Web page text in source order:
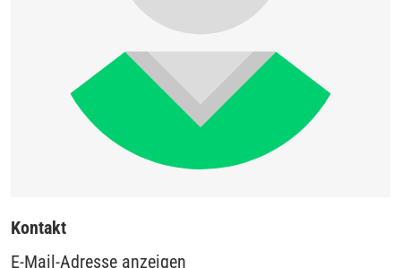
Kontakt
E-Mail-Adresse anzeigen